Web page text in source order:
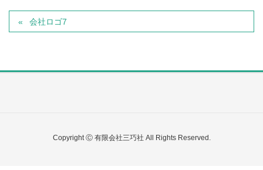
会社ロゴ7
Copyright Ⓒ 有限会社三巧社 All Rights Reserved.